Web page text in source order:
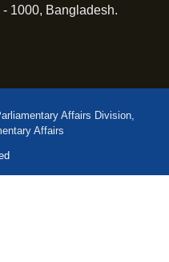
1000, Bangladesh.
Affairs Division,
Affairs